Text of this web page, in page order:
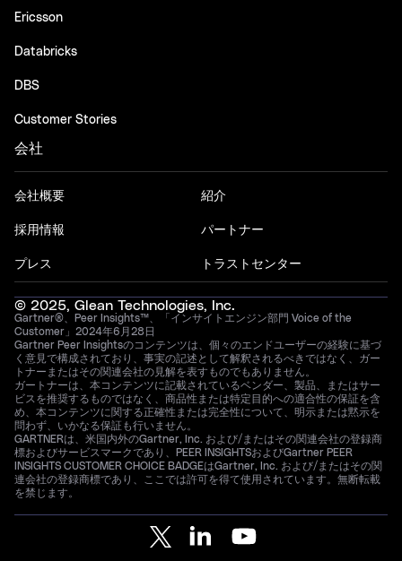
Ericsson
Databricks
DBS
Customer Stories
会社
会社概要
採用情報
プレス
紹介
パートナー
トラストセンター
© 2025, Glean Technologies, Inc.
Gartner®、Peer Insights™、「インサイトエンジン部門 Voice of the
Customer」2024年6月28日
Gartner Peer Insightsのコンテンツは、個々のエンドユーザーの経験に基づ
く意見で構成されており、事実の記述として解釈されるべきではなく、ガー
トナーまたはその関連会社の見解を表すものでもありません。
ガートナーは、本コンテンツに記載されているベンダー、製品、またはサー
ビスを推奨するものではなく、商品性または特定目的への適合性の保証を含
め、本コンテンツに関する正確性または完全性について、明示または黙示を
問わず、いかなる保証も行いません。
GARTNERは、米国内外のGartner, Inc. および/またはその関連会社の登録商
標およびサービスマークであり、PEER INSIGHTSおよびGartner PEER
INSIGHTS CUSTOMER CHOICE BADGEはGartner, Inc. および/またはその関
連会社の登録商標であり、ここでは許可を得て使用されています。無断転載
を禁じます。